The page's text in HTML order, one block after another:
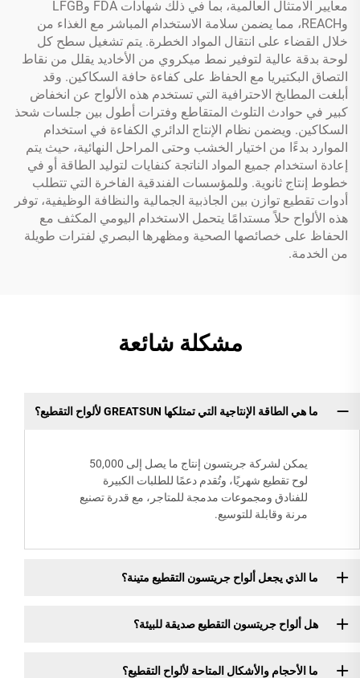
معايير الامتثال العالمية، بما في ذلك شهادات FDA وLFGB
وREACH، مما يضمن سلامة الاستخدام المباشر مع الغذاء من
خلال القضاء على انتقال المواد الخطرة. يتم تشغيل سطح كل
لوحة بدقة عالية لتوفير نمط ميكروي من الأخاديد يقلل من نقاط
التصاق البكتيريا مع الحفاظ على كفاءة حافة السكاكين. وقد
أبلغت المطابخ الاحترافية التي تستخدم هذه الألواح عن انخفاض
كبير في حوادث التلوث المتقاطع وفترات أطول بين جلسات شحذ
السكاكين. ويضمن نظام الإنتاج الدائري الكفاءة في استخدام
الموارد بدءًا من اختيار الخشب وحتى المراحل النهائية، حيث يتم
إعادة استخدام جميع المواد الناتجة كنفايات لتوليد الطاقة أو في
خطوط إنتاج ثانوية. وللمؤسسات الفندقية الفاخرة التي تتطلب
أدوات تقطيع توازن بين الجاذبية الجمالية والنظافة الوظيفية، توفر
هذه الألواح حلاً مستدامًا يتحمل الاستخدام اليومي المكثف مع
الحفاظ على خصائصها الصحية ومظهرها البصري لفترات طويلة
من الخدمة.
مشكلة شائعة
ما هي الطاقة الإنتاجية التي تمتلكها GREATSUN لألواح التقطيع؟
يمكن لشركة جريتسون إنتاج ما يصل إلى 50,000
لوح تقطيع شهريًا، وتُقدم دعمًا للطلبات الكبيرة
للفنادق ومجموعات مدمجة للمتاجر، مع قدرة تصنيع
مرنة وقابلة للتوسيع.
ما الذي يجعل ألواح جريتسون التقطيع متينة؟
هل ألواح جريتسون التقطيع صديقة للبيئة؟
ما الأحجام والأشكال المتاحة لألواح التقطيع؟